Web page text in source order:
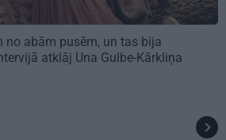
no abām pusēm, un tas bija
atklāj Una Gulbe-Kārkliņa